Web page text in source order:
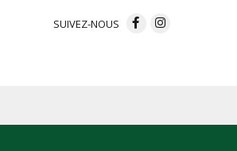
SUIVEZ-NOUS